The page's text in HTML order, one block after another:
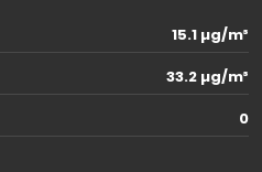
15.1 µg/m³
33.2 µg/m³
0